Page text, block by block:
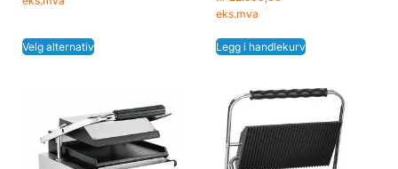
Velg alternativ
eks.mva
Legg i handlekurv